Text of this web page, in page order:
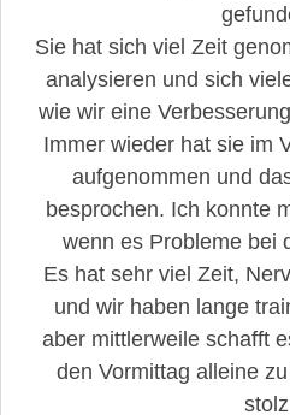
Sie hat sich viel Zeit
analysieren und sich
wie wir eine
Immer wieder hat sie im
aufgenommen und
besprochen. Ich konnte
wenn es Probleme bei
Es hat sehr viel Zeit,
und wir haben lange
aber mittlerweile schafft
den Vormittag alleine